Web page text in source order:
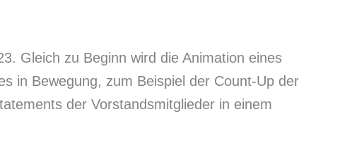
Gleich zu Beginn wird die Animation eines
in Bewegung, zum Beispiel der Count-Up der
der Vorstandsmitglieder in einem